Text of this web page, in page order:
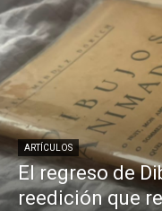
ARTÍCULOS
El regreso de
reedición que